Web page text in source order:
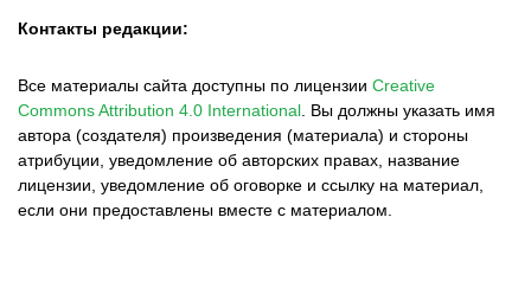
Контакты редакции:
Все материалы сайта доступны по лицензии Creative
Commons Attribution 4.0 International. Вы должны указать имя
автора (создателя) произведения (материала) и стороны
атрибуции, уведомление об авторских правах, название
лицензии, уведомление об оговорке и ссылку на материал,
если они предоставлены вместе с материалом.